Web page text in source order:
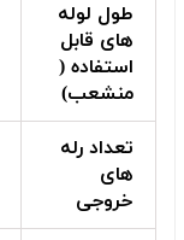
طول لوله
های قابل
استفاده (
منشعب)
تعداد رله
های
خروجی